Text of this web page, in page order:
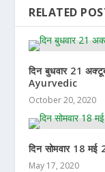
RELATED
दिन बुधवार 21
Ayurvedic
October 20, 2020
दिन सोमवार 18
May 17, 2020